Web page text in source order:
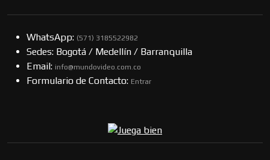
WhatsApp: (57​​1) 3185522982
Sedes: Bogotá / Medellín / Barranquilla
Email: info@mundovideo.com.co
Formulario de Contacto: Entrar